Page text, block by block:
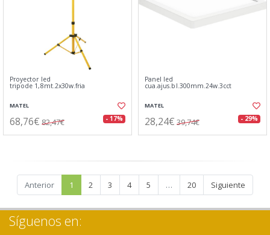
Proyector led
tripode 1,8mt.2x30w.fria
MATEL
68,76€ 82,47€ - 17%
Panel led
cua.ajus.bl.300mm.24w.3cct
MATEL
28,24€ 39,74€ - 29%
Anterior 1 2 3 4 5 … 20 Siguiente
Síguenos en: